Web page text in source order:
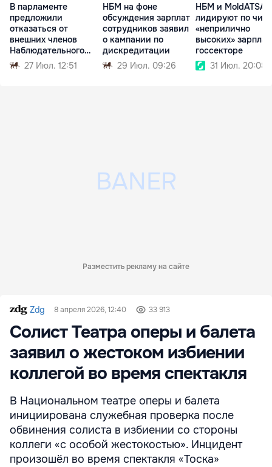
В парламенте
предложили
отказаться от
внешних членов
Наблюдательного
совета НБМ
27 Июл. 12:51
НБМ на фоне
обсуждения зарплат
сотрудников заявил
о кампании по
дискредитации
29 Июл. 09:26
НБМ и MoldATSA
лидируют по
«неприлично
высоких»
госсекторе
31 Июл. 20:08
Разместить рекламу на сайте
Zdg 8 апреля 2026, 12:40 33 913
Солист Театра оперы и балета
заявил о жестоком избиении
коллегой во время спектакля
В Национальном театре оперы и балета
инициирована служебная проверка после
обвинения солиста в избиении со стороны
коллеги «с особой жестокостью». Инцидент
произошёл во время спектакля «Тоска»